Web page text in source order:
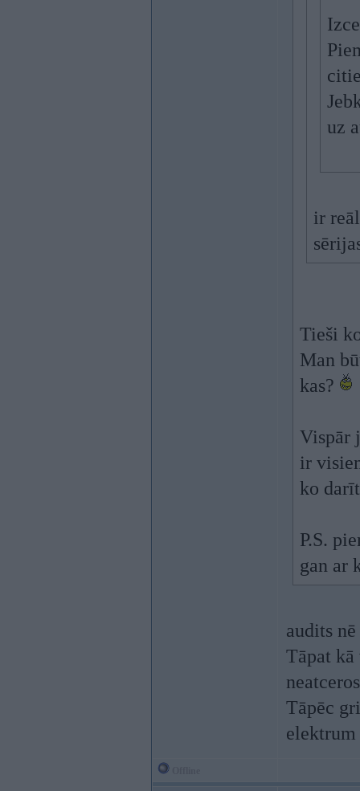
uz
ir
Tieši
Man
kas?
Vispār
ir
ko
P.S.
gan ar
audits nē
Tāpat
Tāpēc
elektrum